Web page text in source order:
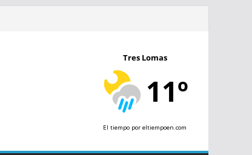
Tres Lomas
11º
El tiempo por eltiempoen.com